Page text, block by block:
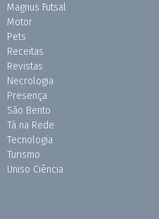
Magnus Futsal
Motor
Pets
Receitas
Revistas
Necrologia
Presença
São Bento
Tá na Rede
Tecnologia
Turismo
Uniso Ciência